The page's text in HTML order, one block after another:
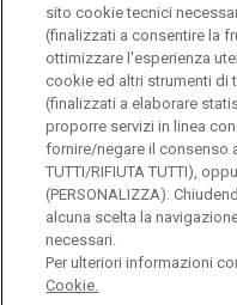
© Università Cattolica
Largo A. Gemelli 1,
PI 02133120150
ENGLISH
sito cookie tecnici
(finalizzati a consentire la
ottimizzare l'esperienza
cookie ed altri strumenti di
(finalizzati a elaborare
proporre servizi in linea
fornire/negare il consenso
TUTTI/RIFIUTA TUTTI),
(PERSONALIZZA).
alcuna scelta la
necessari.
Per ulteriori informazioni
Cookie.